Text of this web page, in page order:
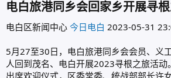
电白旅港同乡会回家乡开展寻
电白区新闻中心 今日电白 2023-05-31
5月27至30日，电白旅港同乡会会员、义
人回到茂名、电白开展2023寻根之旅活
出席欢迎仪式，区委常委、统战部部长许